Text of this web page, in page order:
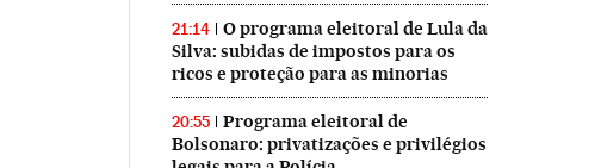
21:14
O programa eleitoral de Lula da
Silva: subidas de impostos para os
ricos e proteção para as minorias
20:55
Programa eleitoral de
Bolsonaro: privatizações e privilégios